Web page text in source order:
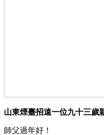
山東煙臺招遠一位九十三歲
師父過年好！